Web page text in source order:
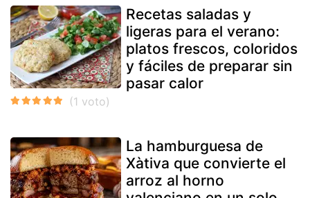
Recetas saladas y
ligeras para el verano:
platos frescos, coloridos
y fáciles de preparar sin
pasar calor
La hamburguesa de
Xàtiva que convierte el
arroz al horno